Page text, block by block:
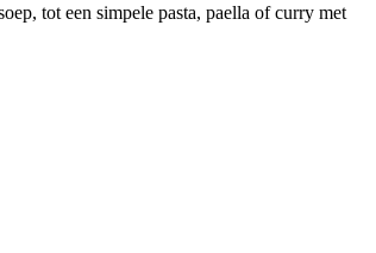
tot een simpele pasta, paella of curry met